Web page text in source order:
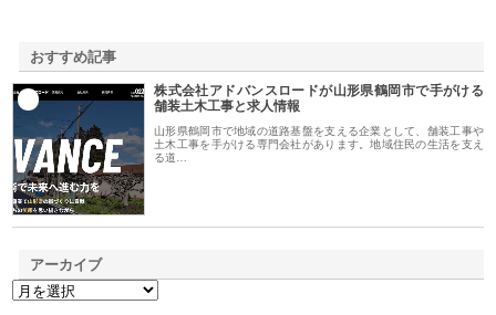
おすすめ記事
株式会社アドバンスロードが山形県鶴岡市で手がける
舗装土木工事と求人情報
山形県鶴岡市で地域の道路基盤を支える企業として、舗装工事や
土木工事を手がける専門会社があります。地域住民の生活を支え
る道…
アーカイブ